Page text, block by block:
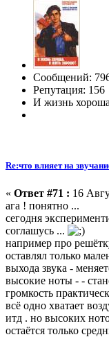
Сообщений:
Репутация: 156
И жизнь
Re:что влияет на
« Ответ #71 : 16
ага ! понятно ...
сегодня
соглашусь ...
например про
оставлял только
выхода звука -
высокие ноты - -
громкость
всё одно хватает
итд . но высоких
остаётся только